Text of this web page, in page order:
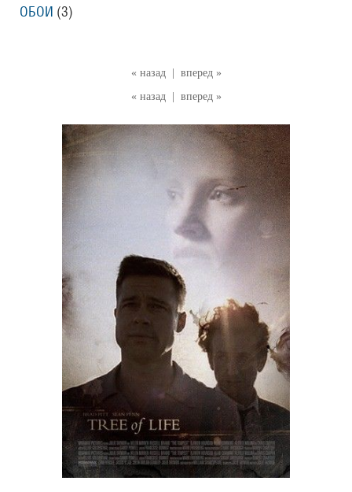
« назад
вперед »
« назад
вперед »
ОБОИ (3)